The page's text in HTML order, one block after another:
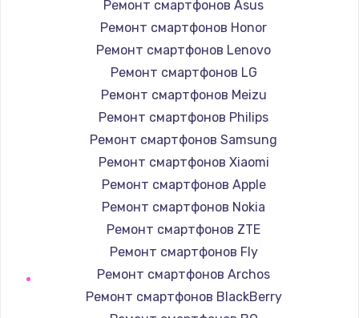
Заказать
Защита гидрогелевой пленкой
1290 руб.
Заказать
Замена вебкамеры
Заказать
Установка драйверов
Заказать
Ремонт смартфонов Asus
Ремонт смартфонов Honor
Ремонт смартфонов Lenovo
Ремонт смартфонов LG
Ремонт смартфонов Meizu
Ремонт смартфонов Philips
Ремонт смартфонов Samsung
Ремонт смартфонов Xiaomi
Ремонт смартфонов Apple
Ремонт смартфонов Nokia
Ремонт смартфонов ZTE
Ремонт смартфонов Fly
Ремонт смартфонов Archos
Ремонт смартфонов BlackBerry